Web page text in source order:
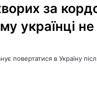
за
українці не
повертатися в Україну